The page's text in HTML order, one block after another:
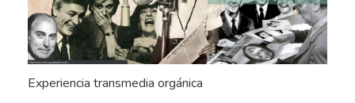
Experiencia transmedia orgánica